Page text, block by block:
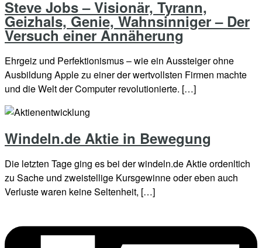
Steve Jobs – Visionär, Tyrann,
Geizhals, Genie, Wahnsinniger – Der
Versuch einer Annäherung
Ehrgeiz und Perfektionismus – wie ein Aussteiger ohne
Ausbildung Apple zu einer der wertvollsten Firmen machte
und die Welt der Computer revolutionierte. […]
Windeln.de Aktie in Bewegung
Die letzten Tage ging es bei der windeln.de Aktie ordenltich
zu Sache und zweistellige Kursgewinne oder eben auch
Verluste waren keine Seltenheit, […]